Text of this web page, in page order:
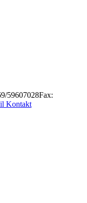
59607028Fax:
Kontakt